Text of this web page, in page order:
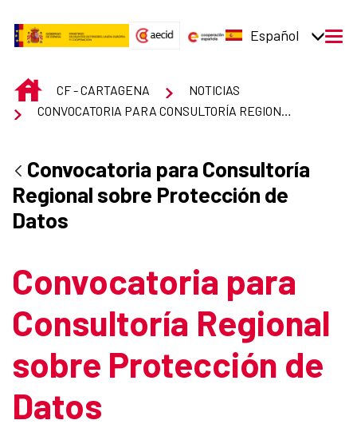
Español
INICIOCF - CARTAGENA
NOTICIAS
CONVOCATORIA PARA CONSULTORÍA REGIONAL SOBRE PROTECCIÓN DE DATOS
Convocatoria para Consultoría
Regional sobre Protección de
Datos
Convocatoria para
Consultoría Regional
sobre Protección de
Datos